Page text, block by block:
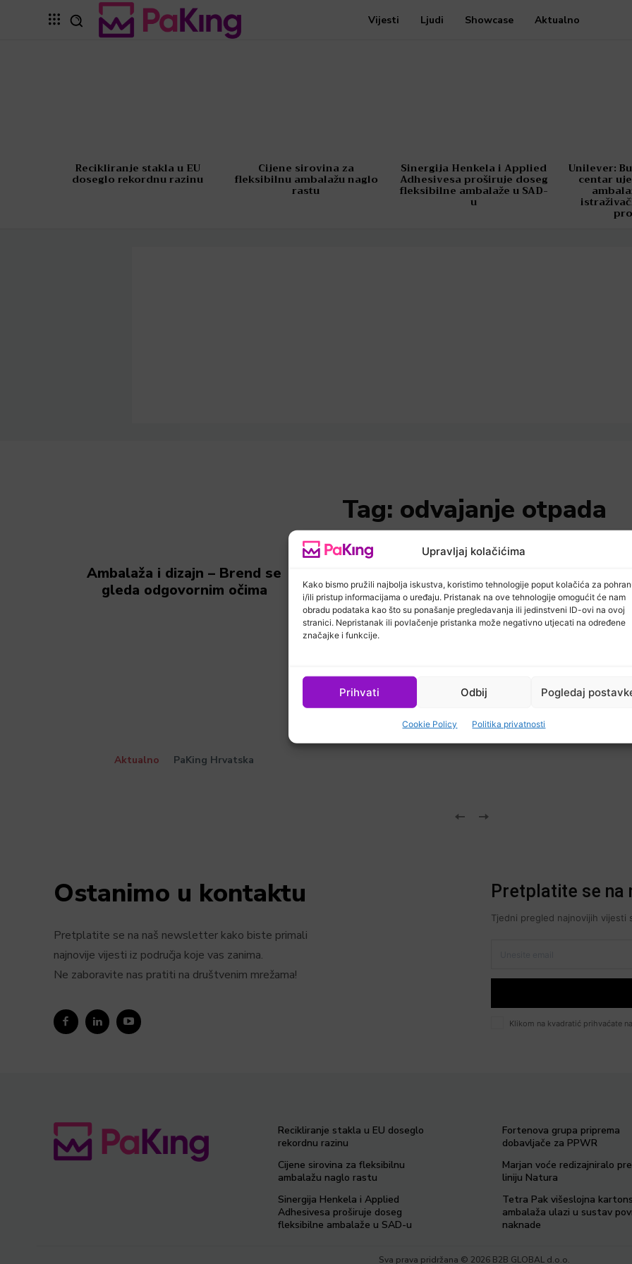
Upravljaj kolačićima
Kako bismo pružili najbolja iskustva, koristimo tehnologije poput kolačića za
i/ili pristup informacijama o uređaju. Pristanak na ove tehnologije omogućit će nam
obradu podataka kao što su ponašanje pregledavanja ili jedinstveni ID-ovi na ovoj
stranici. Nepristanak ili povlačenje pristanka može negativno utjecati na određene
značajke i funkcije.
Prihvati Odbij Pogledaj
Cookie Policy Politika privatnosti
Vijesti Ljudi Showcase Aktualno
Recikliranje stakla u EU
doseglo rekordnu razinu
Cijene sirovina za
fleksibilnu ambalažu naglo
rastu
Sinergija Henkela i Applied
Adhesivesa proširuje doseg
fleksibilne ambalaže u SAD-
u
Unilever:
centar
Tag: odvajanje otpada
Ambalaža i dizajn – Brend se
gleda odgovornim očima
Aktualno PaKing Hrvatska
Ostanimo u kontaktu
Pretplatite se na naš newsletter kako biste primali
najnovije vijesti iz područja koje vas zanima.
Ne zaboravite nas pratiti na društvenim mrežama!
Pretplatite se na
Tjedni pregled najnovijih
Klikom na kvadratić prihvaćate
Recikliranje stakla u EU doseglo
rekordnu razinu
Cijene sirovina za fleksibilnu
ambalažu naglo rastu
Sinergija Henkela i Applied
Adhesivesa proširuje doseg
fleksibilne ambalaže u SAD-u
Fortenova grupa priprema
dobavljače za PPWR
Marjan voće redizajniralo
liniju Natura
Tetra Pak višeslojna
ambalaža ulazi u sustav
naknade
Sva prava pridržana © 2026 B2B GLOBAL d.o.o.